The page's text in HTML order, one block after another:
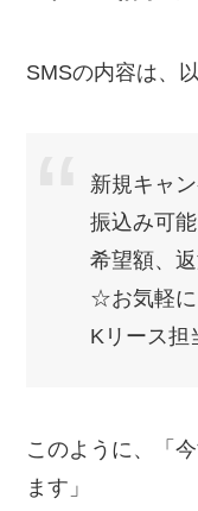
SMSの内容は、
新規キャ
振込み可能
希望額、
☆お気軽
Kリース担
このように、「
ます」